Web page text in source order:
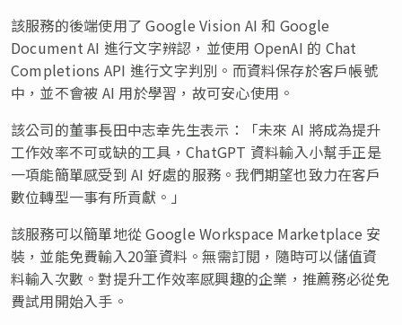
該服務的後端使用了 Google Vision AI 和 Google
Document AI 進行文字辨認，並使用 OpenAI 的 Chat
Completions API 進行文字判別。而資料保存於客戶帳號
中，並不會被 AI 用於學習，故可安心使用。
該公司的董事長田中志幸先生表示：「未來 AI 將成為提升
工作效率不可或缺的工具，ChatGPT 資料輸入小幫手正是
一項能簡單感受到 AI 好處的服務。我們期望也致力在客戶
數位轉型一事有所貢獻。」
該服務可以簡單地從 Google Workspace Marketplace 安
裝，並能免費輸入20筆資料。無需訂閱，隨時可以儲值資
料輸入次數。對提升工作效率感興趣的企業，推薦務必從免
費試用開始入手。